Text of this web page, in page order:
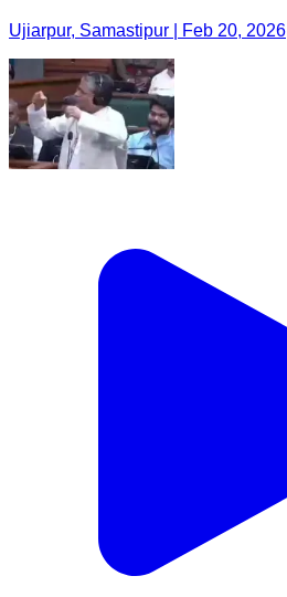
Ujiarpur, Samastipur | Feb 20, 2026